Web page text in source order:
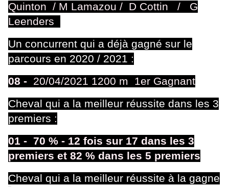
Quinton / M Lamazou / D Cottin / G
Leenders
Un concurrent qui a déjà gagné sur le
parcours en 2020 / 2021 :
08 - 20/04/2021 1200 m 1er Gagnant
Cheval qui a la meilleur réussite dans les 3
premiers :
01 - 70 % - 12 fois sur 17 dans les 3
premiers et 82 % dans les 5 premiers
Cheval qui a la meilleur réussite à la gagne